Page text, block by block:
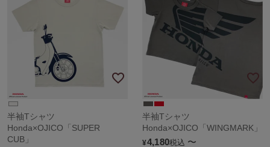
半袖Tシャツ
Honda×OJICO「SUPER
CUB」
半袖Tシャツ
Honda×OJICO「WINGMARK」
¥4,180税込 〜